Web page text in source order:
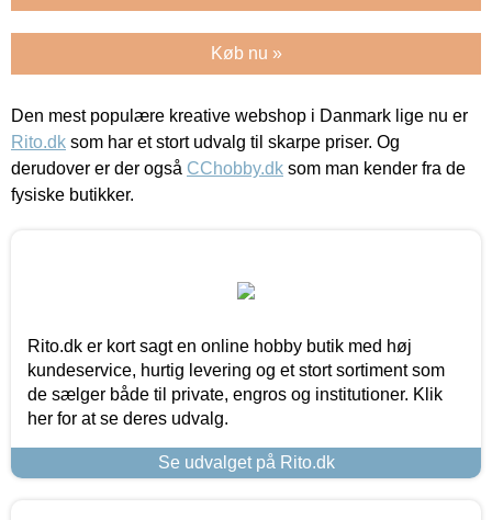
Køb nu »
Den mest populære kreative webshop i Danmark lige nu er
Rito.dk som har et stort udvalg til skarpe priser. Og
derudover er der også CChobby.dk som man kender fra de
fysiske butikker.
Rito.dk er kort sagt en online hobby butik med høj
kundeservice, hurtig levering og et stort sortiment som
de sælger både til private, engros og institutioner. Klik
her for at se deres udvalg.
Se udvalget på Rito.dk